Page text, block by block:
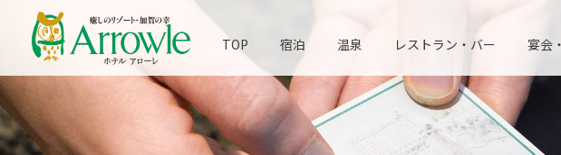
TOP 宿泊 温泉 レストラン・バー 宴会